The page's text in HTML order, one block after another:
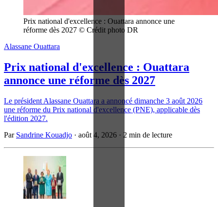
Prix national d'excellence : Ouattara annonce une
réforme dès 2027 © Crédit photo DR
Alassane Ouattara
Prix national d'excellence : Ouattara
annonce une réforme dès 2027
Le président Alassane Ouattara a annoncé dimanche 3 août 2026
une réforme du Prix national d'excellence (PNE), applicable dès
l'édition 2027.
Par Sandrine Kouadjo · août 4, 2026 · 2 min de lecture